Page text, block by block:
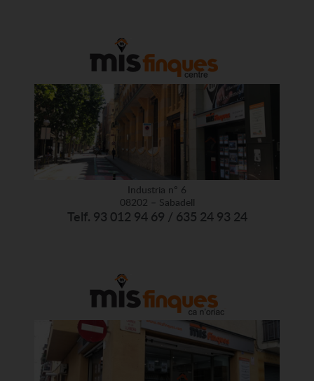
Industria nº 6
08202 – Sabadell
Telf. 93 012 94 69 / 635 24 93 24